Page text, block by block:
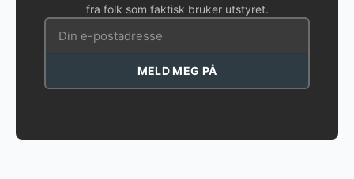
fra folk som faktisk bruker utstyret.
MELD MEG PÅ